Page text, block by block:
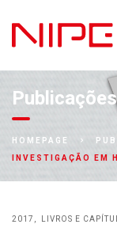
Publicações
HOMEPAGE
INVESTIGAÇÃO EM
2017 LIVROS E